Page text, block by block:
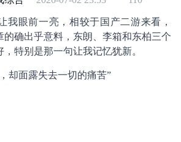
我眼前一亮，相较于国产二游来看，
的确出乎意料，东朗、李箱和东柏三个
特别是那一句让我记忆犹新。
却面露失去一切的痛苦”